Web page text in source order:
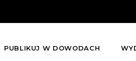
PUBLIKUJ W DOWODACH